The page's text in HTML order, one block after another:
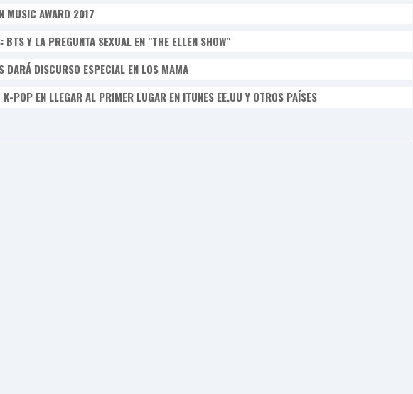
MUSIC AWARD 2017
BTS Y LA PREGUNTA SEXUAL EN "THE ELLEN SHOW"
DARÁ DISCURSO ESPECIAL EN LOS MAMA
POP EN LLEGAR AL PRIMER LUGAR EN ITUNES EE.UU Y OTROS PAÍSES